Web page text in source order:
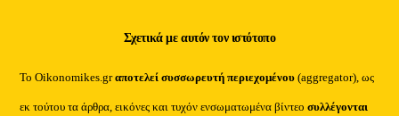
Σχετικά με αυτόν τον ιστότοπο
Το Oikonomikes.grαποτελεί συσσωρευτή περιεχομένου (aggregator), ως
εκ τούτου τα άρθρα, εικόνες και τυχόν ενσωματωμένα βίντεοσυλλέγονται